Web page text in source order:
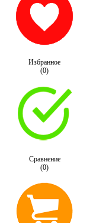
Избранное
(0)
Сравнение
(0)